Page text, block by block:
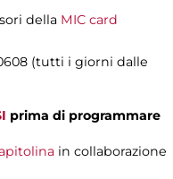
della MIC card
(tutti i giorni dalle
prima di programmare
in collaborazione